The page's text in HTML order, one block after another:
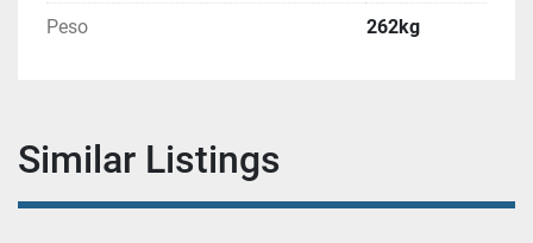
Peso 262kg
Similar Listings